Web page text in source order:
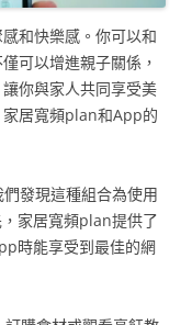
和快樂感。你可以和
可以增進親子關係，
你與家人共同享受美
家居寬頻plan和App的
發現這種組合為使用
家居寬頻plan提供了
時能享受到最佳的網